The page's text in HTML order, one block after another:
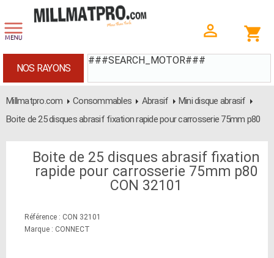
###SEARCH_MOTOR###
NOS RAYONS
Millmatpro.com Consommables Abrasif
Mini disque abrasif
Boite de 25 disques abrasif fixation rapide pour carrosserie 75mm p80
Boite de 25 disques abrasif fixation
rapide pour carrosserie 75mm p80
CON 32101
Référence : CON 32101
Marque : CONNECT